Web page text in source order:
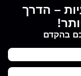
– הדרך
בהקדם